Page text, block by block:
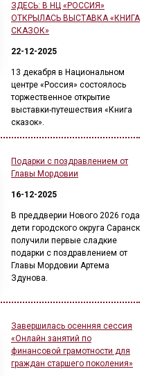
ЗДЕСЬ: В НЦ «РОССИЯ»
ОТКРЫЛАСЬ ВЫСТАВКА «КНИГА
СКАЗОК»
22-12-2025
13 декабря в Национальном
центре «Россия» состоялось
торжественное открытие
выставки-путешествия «Книга
сказок».
Подарки с поздравлением от
Главы Мордовии
16-12-2025
В преддверии Нового 2026 года
дети городского округа Саранск
получили первые сладкие
подарки с поздравлением от
Главы Мордовии Артема
Здунова.
Завершилась осенняя сессия
«Онлайн занятий по
финансовой грамотности для
граждан старшего поколения»